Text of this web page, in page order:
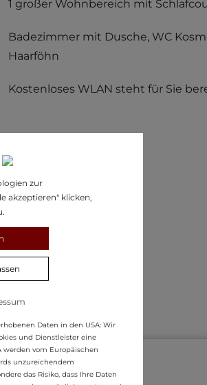
1 großer Wohnbereich mit
Badezimmer mit Dusche, WC
Haarföhn
Kostenloses WLAN steht für Sie
zur
akzeptieren" klicken,
Daten in den USA: Wir
und Dienstleister eine
werden vom Europäischen
unzureichendem
das Risiko, dass Ihre Daten